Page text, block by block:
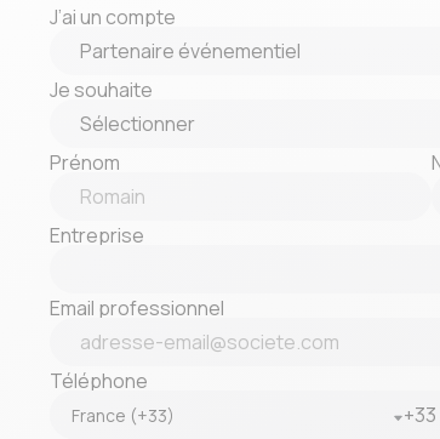
J’ai un compte
Je souhaite
Prénom
Entreprise
Email professionnel
Téléphone